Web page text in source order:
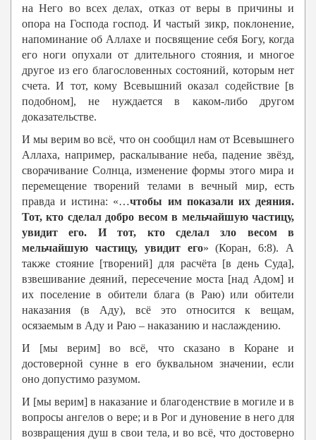
на Него во всех делах, отказ от веры в причины и
опора на Господа господ. И частый зикр, поклонение,
напоминание об Аллахе и посвящение себя Богу, когда
его ноги опухали от длительного стояния, и многое
другое из его благословенных состояний, которым нет
счета. И тот, кому Всевышний оказал содействие [в
подобном], не нуждается в каком-либо другом
доказательстве.
И мы верим во всё, что он сообщил нам от Всевышнего
Аллаха, например, раскалывание неба, падение звёзд,
сворачивание Солнца, изменение формы этого мира и
перемещение творений телами в вечный мир, есть
правда и истина: «…чтобы им показали их деяния.
Тот, кто сделал добро весом в мельчайшую частицу,
увидит его. И тот, кто сделал зло весом в
мельчайшую частицу, увидит его» (Коран, 6:8). А
также стояние [творений] для расчёта [в день Суда],
взвешивание деяний, пересечение моста [над Адом] и
их поселение в обители блага (в Раю) или обители
наказания (в Аду), всё это относится к вещам,
осязаемым в Аду и Раю – наказанию и наслаждению.
И [мы верим] во всё, что сказано в Коране и
достоверной сунне в его буквальном значении, если
оно допустимо разумом.
И [мы верим] в наказание и благоденствие в могиле и в
вопросы ангелов о вере; и в Рог и дуновение в него для
возвращения душ в свои тела, и во всё, что достоверно